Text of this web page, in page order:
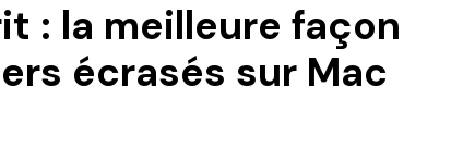
: la meilleure façon
écrasés sur Mac